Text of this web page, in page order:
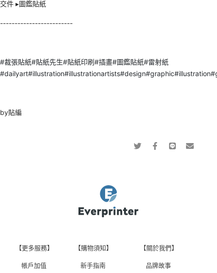
交件 ▸圖鑑貼紙
-------------------------
#裁張貼紙#貼紙先生#貼紙印刷#插畫#圖鑑貼紙#雷射紙
#dailyart#illustration#illustrationartists#design#graphic#illustration
by貼編
【更多服務】
帳戶加值
【購物須知】
新手指南
【關於我們】
品牌故事